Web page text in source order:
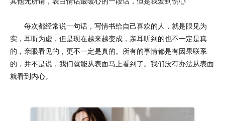
每次都经常说一句话，写情书给自己喜欢的人，就是眼见为
实，耳听为虚，但是现在越来越变成，亲耳听到的也不一定是真
的，亲眼看见的，更不一定是真的。所有的事情都是有因果联系
的，并不是说，我们就能从表面马上看到了。我们没有办法从表面
就看到内心。